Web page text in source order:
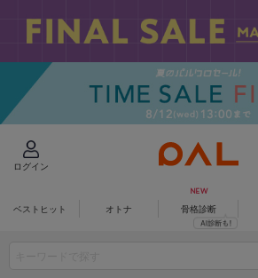
ログイン
ベストヒット オトナ 骨格診断